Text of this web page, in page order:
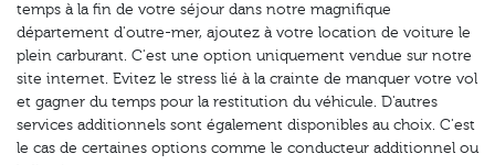
temps à la fin de votre séjour dans notre magnifique
département d'outre-mer, ajoutez à votre location de voiture le
plein carburant. C'est une option uniquement vendue sur notre
site internet. Evitez le stress lié à la crainte de manquer votre vol
et gagner du temps pour la restitution du véhicule. D'autres
services additionnels sont également disponibles au choix. C'est
le cas de certaines options comme le conducteur additionnel ou